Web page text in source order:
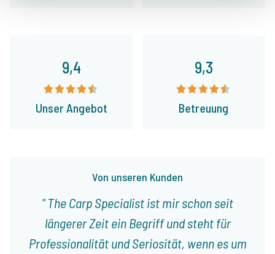
Von unseren Kunden
The Carp Specialist ist mir schon seit
längerer Zeit ein Begriff und steht für
Professionalität und Seriosität, wenn es um
9,4
Unser Angebot
9,3
Betreuung